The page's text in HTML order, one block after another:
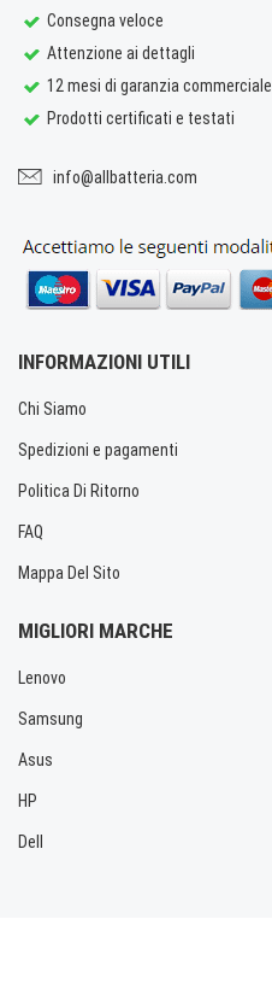
Consegna veloce
Attenzione ai dettagli
12 mesi di garanzia commerciale
Prodotti certificati e testati
info@allbatteria.com
INFORMAZIONI UTILI
Chi Siamo
Spedizioni e pagamenti
Politica Di Ritorno
FAQ
Mappa Del Sito
MIGLIORI MARCHE
Lenovo
Samsung
Asus
HP
Dell